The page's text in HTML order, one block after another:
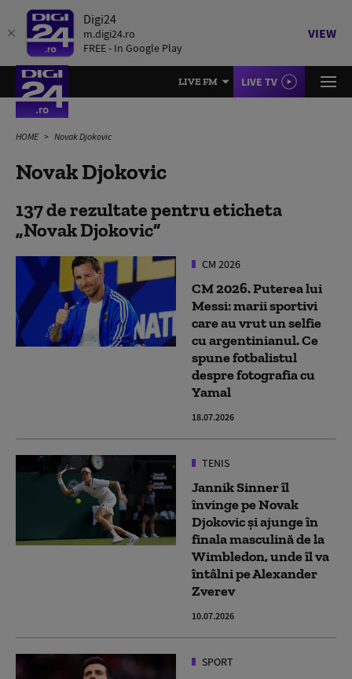
Digi24
m.digi24.ro
FREE - In Google Play
VIEW
LIVE FM LIVE TV
HOME Novak Djokovic
Novak Djokovic
137 de rezultate pentru eticheta
Novak Djokovic
CM 2026
CM 2026. Puterea lui
Messi: marii sportivi
care au vrut un selfie
cu argentinianul. Ce
spune fotbalistul
despre fotografia cu
Yamal
18.07.2026
TENIS
Jannik Sinner îl
învinge pe Novak
Djokovic și ajunge în
finala masculină de la
Wimbledon, unde îl va
întâlni pe Alexander
Zverev
10.07.2026
SPORT